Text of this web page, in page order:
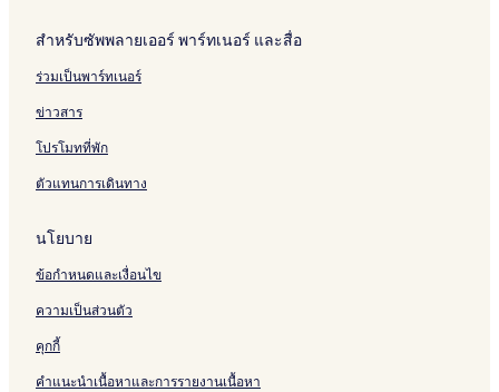
i
f
i
K
i
c
e
n
h
o
l
l
e
t
o
n
สำหรับซัพพลายเออร์ พาร์ทเนอร์ และสื่อ
ร่วมเป็นพาร์ทเนอร์
ข่าวสาร
โปรโมทที่พัก
ตัวแทนการเดินทาง
นโยบาย
ข้อกำหนดและเงื่อนไข
ความเป็นส่วนตัว
คุกกี้
คำแนะนำเนื้อหาและการรายงานเนื้อหา